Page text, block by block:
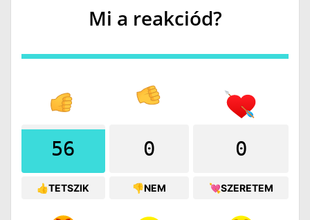
Mi a reakciód?
56
👍TETSZIK
0
👎NEM
0
💘SZERETEM